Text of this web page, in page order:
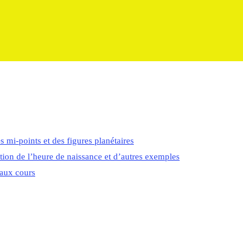
mi-points et des figures planétaires
de l’heure de naissance et d’autres exemples
cours